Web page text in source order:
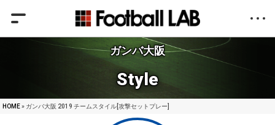
ガンバ大阪
Style
HOME» ガンバ大阪 2019 チームスタイル[攻撃セットプレー]